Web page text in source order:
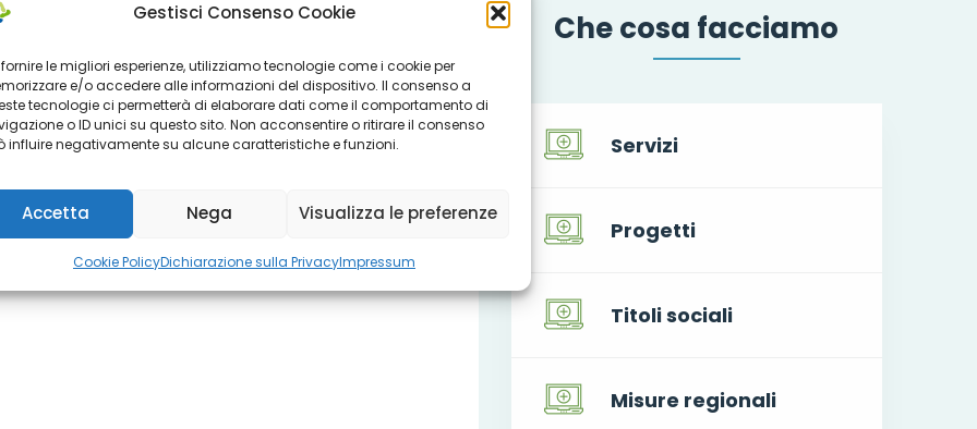
Gestisci Consenso Cookie
fornire le migliori esperienze, utilizziamo tecnologie come i cookie per
e/o accedere alle informazioni del dispositivo. Il consenso a
tecnologie ci permetterà di elaborare dati come il comportamento di
o ID unici su questo sito. Non acconsentire o ritirare il consenso
influire negativamente su alcune caratteristiche e funzioni.
Accetta Nega Visualizza le preferenze
Cookie PolicyDichiarazione sulla PrivacyImpressum
Che cosa facciamo
Servizi
Progetti
Titoli sociali
Misure regionali